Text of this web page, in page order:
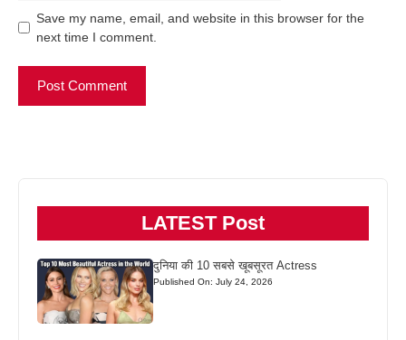
Save my name, email, and website in this browser for the
next time I comment.
LATEST Post
दुनिया की 10 सबसे खूबसूरत Actress
Published On: July 24, 2026